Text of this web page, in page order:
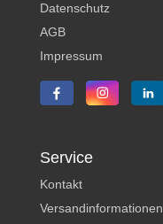
Datenschutz
AGB
Impressum
Service
Kontakt
Versandinformationen